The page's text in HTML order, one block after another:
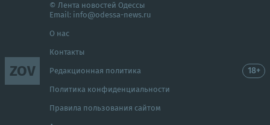
ZOV
© Лента новостей Одессы
Email: info@odessa-news.ru
О нас
Контакты
Редакционная политика
Политика конфиденциальности
Правила пользования сайтом
18+